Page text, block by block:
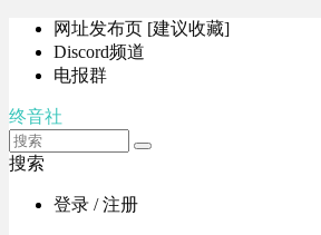
网址发布页 [建议收藏]
Discord频道
电报群
终音社
搜索
登录 / 注册